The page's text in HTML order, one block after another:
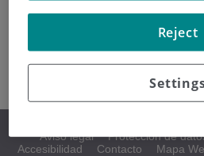
Dejar de fumar
Estrategias y
Aviso legal Protección de
Accesibilidad
Contacto Mapa
Reject